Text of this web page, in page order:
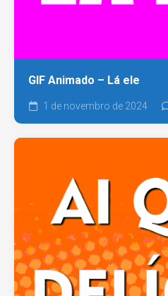
GIF Animado – Lá ele
1 de novembro de 2024